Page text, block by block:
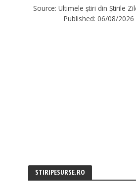
Source: Ultimele știri din Știrile
Published: 06/08/2026
STIRIPESURSE.RO